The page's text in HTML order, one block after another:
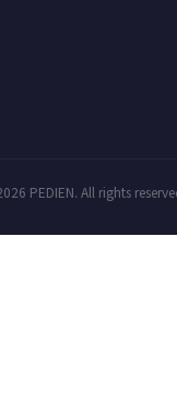
PEDIEN. All rights